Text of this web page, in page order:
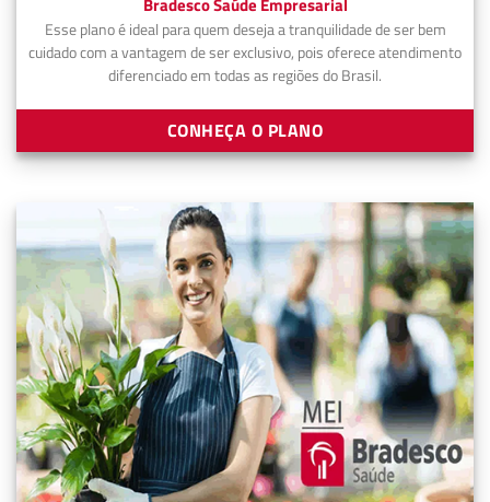
Esse plano é ideal para quem deseja a tranquilidade de ser bem
cuidado com a vantagem de ser exclusivo, pois oferece atendimento
diferenciado em todas as regiões do Brasil.
CONHEÇA O PLANO